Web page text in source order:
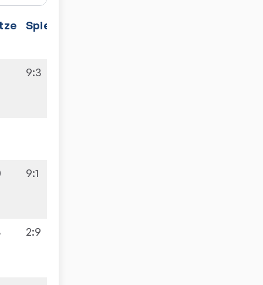
Spiele
9:3
9:1
2:9